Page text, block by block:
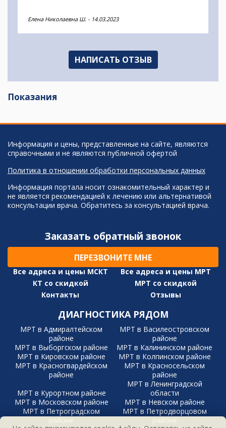
Елена Николаевна Ш. - 14.03.2023
НАПИСАТЬ ОТЗЫВ
Показания
Информация и цены, представленные на сайте, являются
справочными и не являются публичной офертой
Политика в отношении обработки персональных данных
Информация портала носит ознакомительный характер и
не является рекомендацией к лечению или альтернативой
консультации врача. Обратитесь за консультацией врача.
Заказать обратный звонок
ПЕРЕЗВОНИТЕ МНЕ
Все адреса и цены МСКТ
Все адреса и цены МРТ
КТ со скидкой
МРТ со скидкой
Контакты
Отзывы
ДИАГНОСТИКА РЯДОМ
МРТ в Адмиралтейском
районе
МРТ в Василеостровском
районе
МРТ в Выборгском районе
МРТ в Калининском районе
МРТ в Кировском районе
МРТ в Колпинском районе
МРТ в Красногвардейском
районе
МРТ в Красносельском
районе
МРТ в Курортном районе
МРТ в Ленинградской
области
МРТ в Московском районе
МРТ в Невском районе
МРТ в Петроградском
районе
МРТ в Петродворцовом
районе